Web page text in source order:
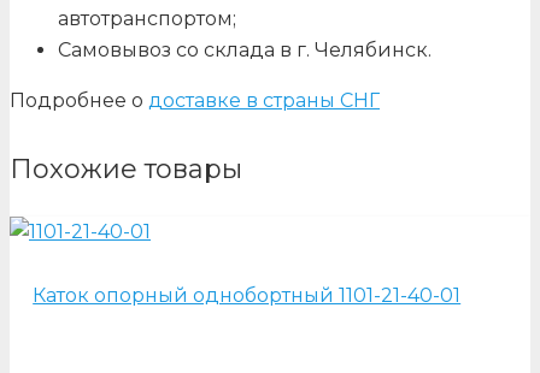
автотранспортом;
Самовывоз со склада в г. Челябинск.
Подробнее о доставке в страны СНГ
Похожие товары
Каток опорный однобортный 1101-21-40-01